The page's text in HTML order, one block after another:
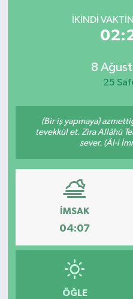
İKINDI
8
25
(Bir iş yapmaya)
tevekkül et. Zira Allâhü
sever. (Âl-i
İMSAK
04:07
ÖĞLE